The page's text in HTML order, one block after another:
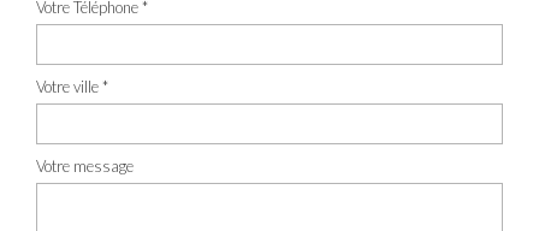
Votre Téléphone *
Votre ville *
Votre message